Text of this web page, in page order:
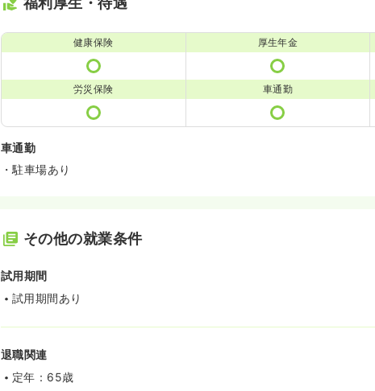
健康保険 厚生年金
労災保険 車通勤
車通勤
・駐車場あり
その他の就業条件
試用期間
試用期間あり
退職関連
定年：65歳